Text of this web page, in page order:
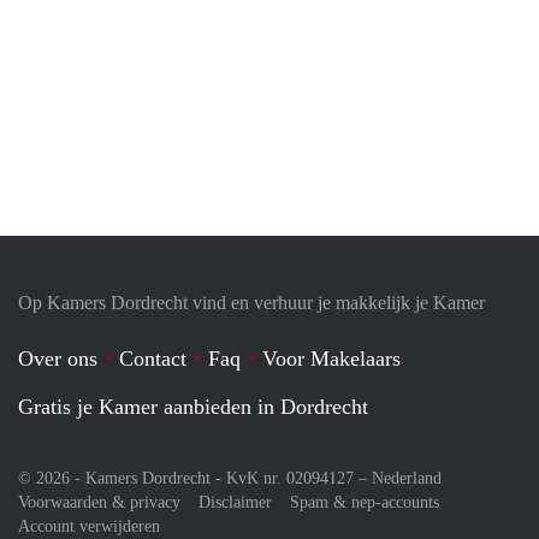
Op Kamers Dordrecht vind en verhuur je makkelijk je Kamer
Over ons Contact Faq
Voor Makelaars
Gratis je Kamer aanbieden in Dordrecht
© 2026 - Kamers Dordrecht - KvK nr. 02094127 – Nederland
Voorwaarden & privacy
Disclaimer
Spam & nep-accounts
Account verwijderen